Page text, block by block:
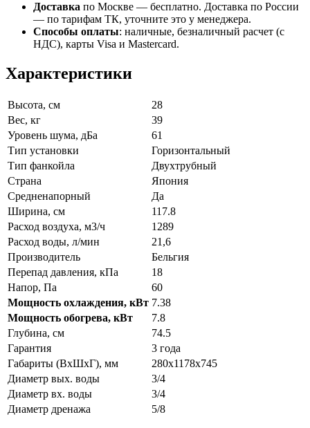
Доставка по Москве — бесплатно. Доставка по России
— по тарифам ТК, уточните это у менеджера.
Способы оплаты: наличные, безналичный расчет (с
НДС), карты Visa и Mastercard.
Характеристики
Высота, см
28
Вес, кг
39
Уровень шума, дБа
61
Тип установки
Горизонтальный
Тип фанкойла
Двухтрубный
Страна
Япония
Средненапорный
Да
Ширина, см
117.8
Расход воздуха, м3/ч
1289
Расход воды, л/мин
21,6
Производитель
Бельгия
Перепад давления, кПа
18
Напор, Па
60
Мощность охлаждения, кВт 7.38
Мощность обогрева, кВт
7.8
Глубина, см
74.5
Гарантия
3 года
Габариты (ВxШxГ), мм
280x1178x745
Диаметр вых. воды
3/4
Диаметр вх. воды
3/4
Диаметр дренажа
5/8